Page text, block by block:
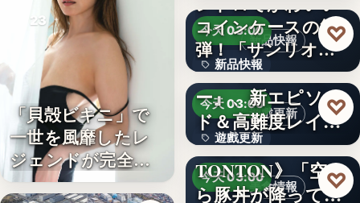
23
「貝殻ビキニ」で
一世を風靡したレ
ジェンドが完全復
活武田久…
47
新品快報
今天 03:00
新品快報
400
コインケースの第2
弾！「サンリオキ
ャラク…
♡
遊戲更新
今天 03:00
遊戲更新
文字
『ソウルワーカ
ー』、新エピソー
ド＆高難度レイド
を実装！新…
♡
美食情報
今天 03:00
《豚丼屋
TONTON》「空か
ら豚丼が降ってき
♡